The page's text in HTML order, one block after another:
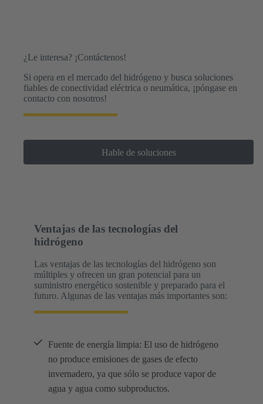
¿Le interesa? ¡Contáctenos!
Si opera en el mercado del hidrógeno y busca soluciones
fiables de conectividad eléctrica o neumática, ¡póngase en
contacto con nosotros!
Hable de soluciones
Ventajas de las tecnologías del
hidrógeno
Las ventajas de las tecnologías del hidrógeno son
múltiples y ofrecen un gran potencial para un
suministro energético sostenible y preparado para el
futuro. Algunas de las ventajas más importantes son:
Fuente de energía limpia: El uso de hidrógeno
no produce emisiones de gases de efecto
invernadero, ya que sólo se produce vapor de
agua y agua como subproductos.